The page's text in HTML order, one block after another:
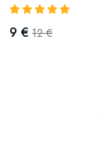
9 € 12 €